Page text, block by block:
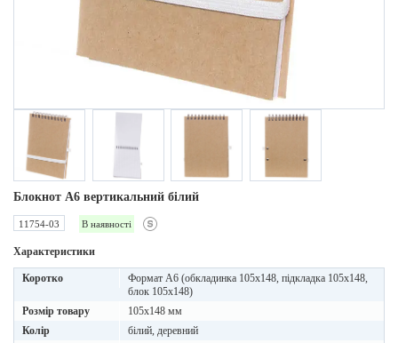
Блокнот A6 вертикальний білий
11754-03 В наявності
Характеристики
Коротко
Формат А6 (обкладинка 105х148, підкладка 105х148,
блок 105х148)
Розмір товару
105x148 мм
Колір
білий, деревний